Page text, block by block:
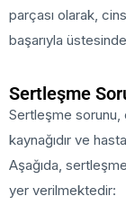
parçası olarak,
başarıyla
Sertleşme
Sertleşme sorunu,
kaynağıdır ve
Aşağıda,
yer verilmektedir: